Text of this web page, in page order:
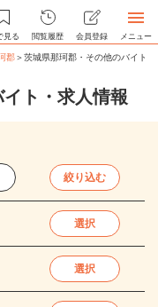
見る 閲覧履歴 会員登録 メニュー
郡＞茨城県那珂郡・その他のバイト
ト・求人情報
絞り込む
選択
選択